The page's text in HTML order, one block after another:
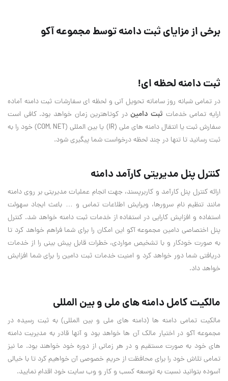
برخی از مزایای ثبت دامنه توسط مجموعه آکو
ثبت دامنه لحظه ای!
در تمامی شبانه روز سامانه تحویل آنی و لحظه ای سفارشات ثبت دامنه آماده
ارایه تمامی خدمات ثبت دامیندر کوتاهترین زمان خواهد بود. کافی است
سفارش ثبت یا انتقال دامنه های ملی (IR) یا بین المللی (COM, NET) خود را به
ثبت رسانید تا تنها در چند لحظه درخواست شما پیگیری شود.
کنترل پنل مدیریتی کارآمد دامنه
ارائه کنترل پنل کارآمد و کاربرپسند، جهت انجام عملیات مدیریتی بر روی دامنه
مانند تنظیم نام سرورها، ویرایش اطلاعات تماس و … باعث ایجاد سهولت
استفاده و افزایش کارایی در استفاده از خدمات ثبت دامنه خواهد شد. کنترل
پنل اختصاصی دامین مجموعه آکو این امکان را برای شما فراهم خواهد کرد تا
به صورت خودکار و با تشخیص مواردی،‌ خطرات قابل پیش بینی را از خدمات
دریافتی شما دور خواهد کرد و امنیت خدمات ثبت دامین را برای شما افزایش
خواهد داد.
مالکیت کامل دامنه های ملی و بین المللی
مالکیت تمامی دامنه ها (دامنه های ملی و بین المللی) به ثبت رسیده در
مجموعه آکو در اختیار مالک آن ها خواهد بود و آنها قادر به مدیریت دامنه
های خود به صورت مستقیم و در هر زمانی از دوره خود خواهند بود. ما نیز
تمامی تلاش خود را برای محافظت از حریم خصوصی آن خواهیم کرد تا با خیالی
آسوده بتوانید نسبت به توسعه کسب و کار و وب سایت خود اقدام نمایید.